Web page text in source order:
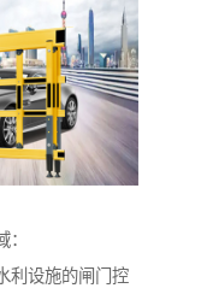
利设施的闸门控